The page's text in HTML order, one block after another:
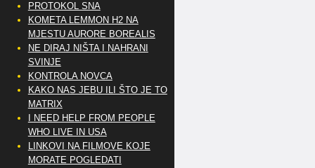
PROTOKOL SNA
KOMETA LEMMON H2 NA
MJESTU AURORE BOREALIS
NE DIRAJ NIŠTA I NAHRANI
SVINJE
KONTROLA NOVCA
KAKO NAS JEBU ILI ŠTO JE TO
MATRIX
I NEED HELP FROM PEOPLE
WHO LIVE IN USA
LINKOVI NA FILMOVE KOJE
MORATE POGLEDATI